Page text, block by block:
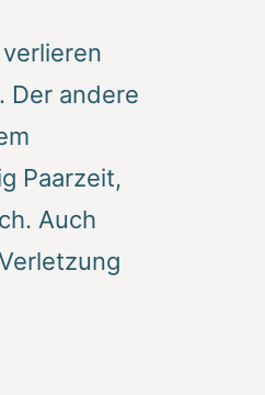
. Der andere
Paarzeit,
Auch